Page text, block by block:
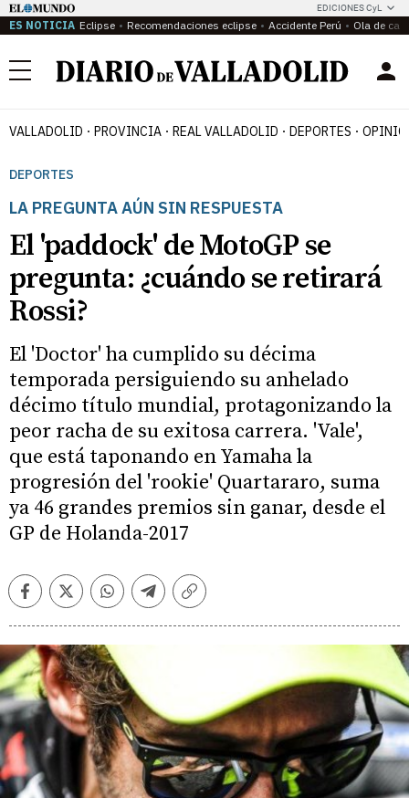
EDICIONES CyL
ES NOTICIA Eclipse Recomendaciones eclipse Accidente Perú Ola de
Menú
VALLADOLID PROVINCIA REAL VALLADOLID DEPORTES
DEPORTES
LA PREGUNTA AÚN SIN RESPUESTA
El 'paddock' de MotoGP se
pregunta: ¿cuándo se retirará
Rossi?
El 'Doctor' ha cumplido su décima
temporada persiguiendo su anhelado
décimo título mundial, protagonizando la
peor racha de su exitosa carrera. 'Vale',
que está taponando en Yamaha la
progresión del 'rookie' Quartararo, suma
ya 46 grandes premios sin ganar, desde el
GP de Holanda-2017
FacebookTwitterWhatsappTelegramCopiar